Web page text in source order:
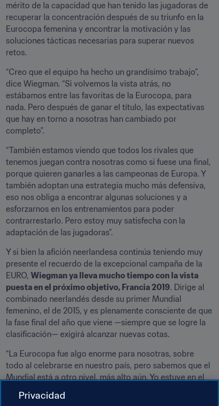
mérito de la capacidad que han tenido las jugadoras de
recuperar la concentración después de su triunfo en la
Eurocopa femenina y encontrar la motivación y las
soluciones tácticas necesarias para superar nuevos
retos.
“Creo que el equipo ha hecho un grandísimo trabajo”,
dice Wiegman. “Si volvemos la vista atrás, no
estábamos entre las favoritas de la Eurocopa, para
nada. Pero después de ganar el título, las expectativas
que hay en torno a nosotras han cambiado por
completo”.
“También estamos viendo que todos los rivales que
tenemos juegan contra nosotras como si fuese una final,
porque quieren ganarles a las campeonas de Europa. Y
también adoptan una estrategia mucho más defensiva,
eso nos obliga a encontrar algunas soluciones y a
esforzarnos en los entrenamientos para poder
contrarrestarlo. Pero estoy muy satisfecha con la
adaptación de las jugadoras”.
Y si bien la afición neerlandesa continúa teniendo muy
presente el recuerdo de la excepcional campaña de la
EURO, Wiegman ya lleva mucho tiempo con la vista
puesta en el próximo objetivo, Francia 2019. Dirige al
combinado neerlandés desde su primer Mundial
femenino, el de 2015, y es plenamente consciente de que
la fase final del año que viene —siempre que se logre la
clasificación— exigirá alcanzar nuevas cotas.
“La Eurocopa fue algo enorme para nosotras, sobre
todo al celebrarse en nuestro país, pero sabemos que el
Mundial está a otro nivel, más alto aún. Yo estuve en el
experiencia fantástica. Tengo muchísimas ganas de
Privacidad